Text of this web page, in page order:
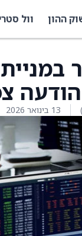
ההון וול
13 בינואר 2026